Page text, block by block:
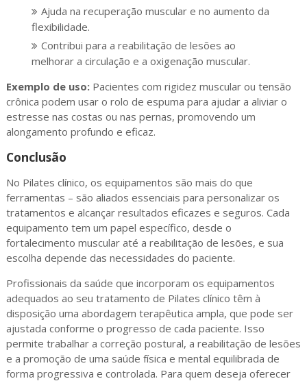
Ajuda na recuperação muscular e no aumento da
flexibilidade.
Contribui para a reabilitação de lesões ao
melhorar a circulação e a oxigenação muscular.
Exemplo de uso:Pacientes com rigidez muscular ou tensão
crônica podem usar o rolo de espuma para ajudar a aliviar o
estresse nas costas ou nas pernas, promovendo um
alongamento profundo e eficaz.
Conclusão
No Pilates clínico, os equipamentos são mais do que
ferramentas – são aliados essenciais para personalizar os
tratamentos e alcançar resultados eficazes e seguros. Cada
equipamento tem um papel específico, desde o
fortalecimento muscular até a reabilitação de lesões, e sua
escolha depende das necessidades do paciente.
Profissionais da saúde que incorporam os equipamentos
adequados ao seu tratamento de Pilates clínico têm à
disposição uma abordagem terapêutica ampla, que pode ser
ajustada conforme o progresso de cada paciente. Isso
permite trabalhar a correção postural, a reabilitação de lesões
e a promoção de uma saúde física e mental equilibrada de
forma progressiva e controlada. Para quem deseja oferecer